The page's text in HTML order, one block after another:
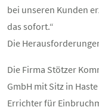
bei unseren Kunden
das sofort.“
Die
Die Firma Stötzer
GmbH mit Sitz in
Errichter für